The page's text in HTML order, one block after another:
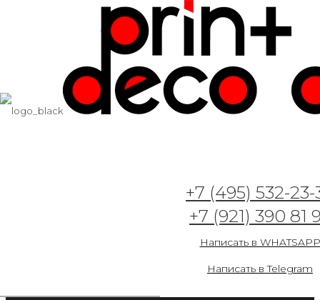
+7 (495) 532-23-
+7 (921) 390 81
Написать в WHATSAPP
Написать в Telegram